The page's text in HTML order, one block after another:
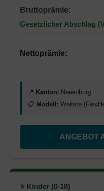
Bruttoprämie:
Gesetzlicher Abschlag
Nettoprämie:
📍 Kanton: Neuenburg
📋 Modell: Weitere
ANGEBOT
⭐ Kinder (0-18)